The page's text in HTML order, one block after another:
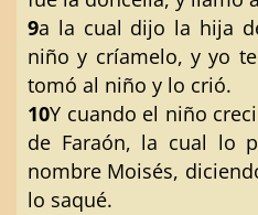
9a la cual dijo la hija
niño y críamelo, y yo
tomó al niño y lo crió.
10Y cuando el niño
de Faraón, la cual lo
nombre Moisés,
lo saqué.